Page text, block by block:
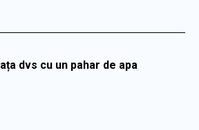
dvs cu un pahar de apa